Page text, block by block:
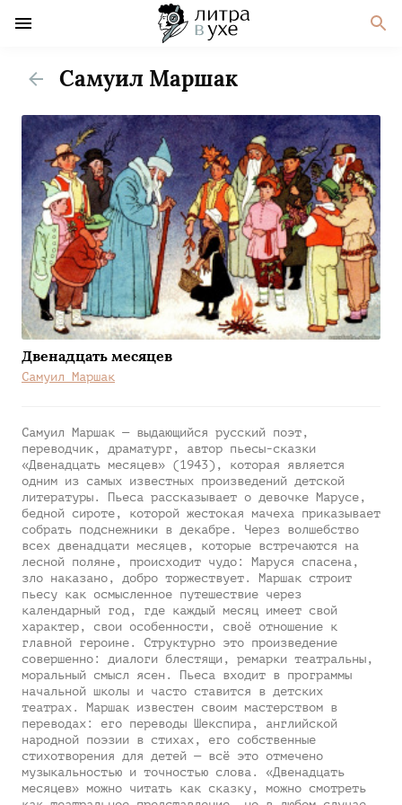
Самуил Маршак
Двенадцать месяцев
Самуил Маршак
Самуил Маршак — выдающийся русский поэт,
переводчик, драматург, автор пьесы-сказки
«Двенадцать месяцев» (1943), которая является
одним из самых известных произведений детской
литературы. Пьеса рассказывает о девочке Марусе,
бедной сироте, которой жестокая мачеха приказывает
собрать подснежники в декабре. Через волшебство
всех двенадцати месяцев, которые встречаются на
лесной поляне, происходит чудо: Маруся спасена,
зло наказано, добро торжествует. Маршак строит
пьесу как осмысленное путешествие через
календарный год, где каждый месяц имеет свой
характер, свои особенности, своё отношение к
главной героине. Структурно это произведение
совершенно: диалоги блестящи, ремарки театральны,
моральный смысл ясен. Пьеса входит в программы
начальной школы и часто ставится в детских
театрах. Маршак известен своим мастерством в
переводах: его переводы Шекспира, английской
народной поэзии в стихах, его собственные
стихотворения для детей — всё это отмечено
музыкальностью и точностью слова. «Двенадцать
месяцев» можно читать как сказку, можно смотреть